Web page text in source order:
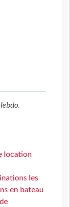
.
location
les
en bateau